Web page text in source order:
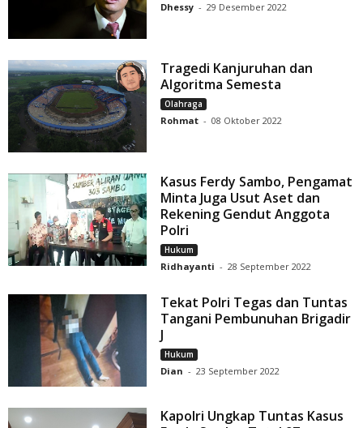
Dhessy - 29 Desember 2022
Tragedi Kanjuruhan dan
Algoritma Semesta
Olahraga
Rohmat - 08 Oktober 2022
Kasus Ferdy Sambo, Pengamat
Minta Juga Usut Aset dan
Rekening Gendut Anggota
Polri
Hukum
Ridhayanti - 28 September 2022
Tekat Polri Tegas dan Tuntas
Tangani Pembunuhan Brigadir
J
Hukum
Dian - 23 September 2022
Kapolri Ungkap Tuntas Kasus